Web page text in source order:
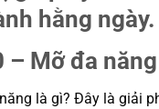
hằng ngày.
– Mỡ đa
là gì? Đây là giải